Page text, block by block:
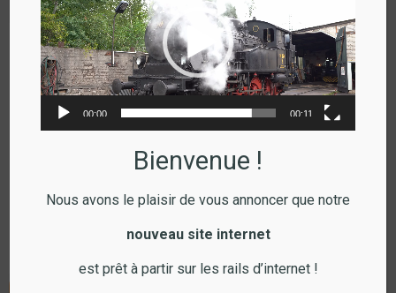
lire l'article
Revue
00:00 00:11
Bienvenue !
Nous avons le plaisir de vous annoncer que notre
nouveau site internet
est prêt à partir sur les rails d’internet !